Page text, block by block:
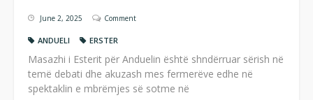
June 2, 2025 Comment
ANDUELI ERSTER
Masazhi i Esterit për Anduelin është shndërruar sërish në
temë debati dhe akuzash mes fermerëve edhe në
spektaklin e mbrëmjes së sotme në